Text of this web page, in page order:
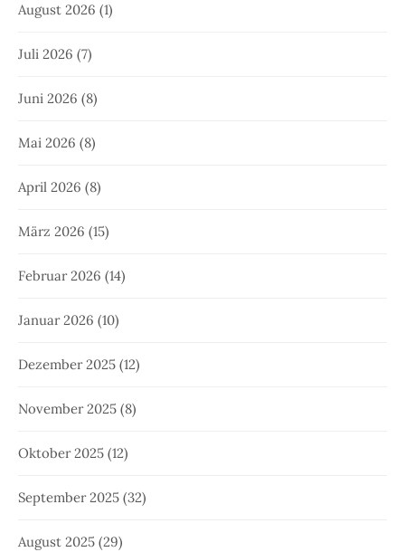
August 2026 (1)
Juli 2026 (7)
Juni 2026 (8)
Mai 2026 (8)
April 2026 (8)
März 2026 (15)
Februar 2026 (14)
Januar 2026 (10)
Dezember 2025 (12)
November 2025 (8)
Oktober 2025 (12)
September 2025 (32)
August 2025 (29)